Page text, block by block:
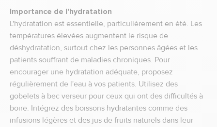
Importance de l'hydratation
L'hydratation est essentielle, particulièrement en été. Les
températures élevées augmentent le risque de
déshydratation, surtout chez les personnes âgées et les
patients souffrant de maladies chroniques. Pour
encourager une hydratation adéquate, proposez
régulièrement de l'eau à vos patients. Utilisez des
gobelets à bec verseur pour ceux qui ont des difficultés à
boire. Intégrez des boissons hydratantes comme des
infusions légères et des jus de fruits naturels dans leur